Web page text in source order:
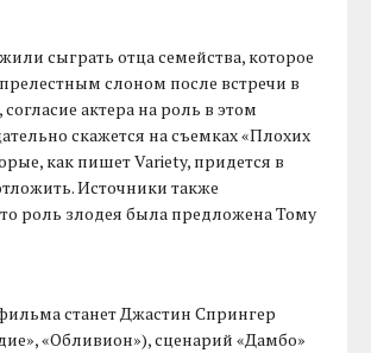
сыграть отца семейства, которое
слоном после встречи в
актера на роль в этом
скажется на съемках «Плохих
как пишет Variety, придется в
Источники также
роль злодея была предложена Тому
станет Джастин Спрингер
«Обливион»), сценарий «Дамбо»